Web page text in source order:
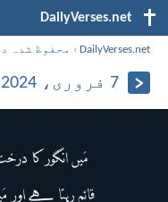
DailyVerses.net
DailyVerses.net
› محفوظ شدہ
7 فروری، 2024